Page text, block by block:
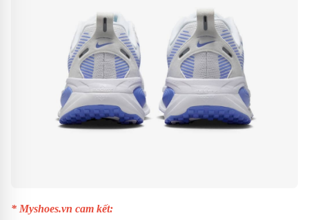
* Myshoes.vn cam kết: